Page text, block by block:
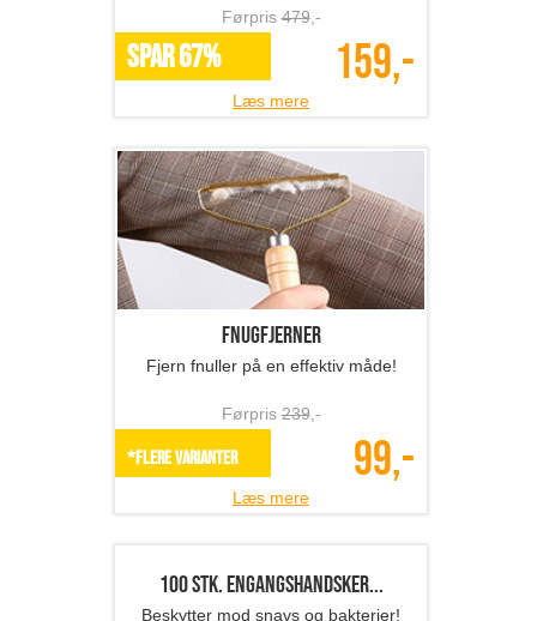
Førpris479,-
SPAR 67% 159,-
Læs mere
Fnugfjerner
Fjern fnuller på en effektiv måde!
Førpris239,-
*Flere varianter 99,-
Læs mere